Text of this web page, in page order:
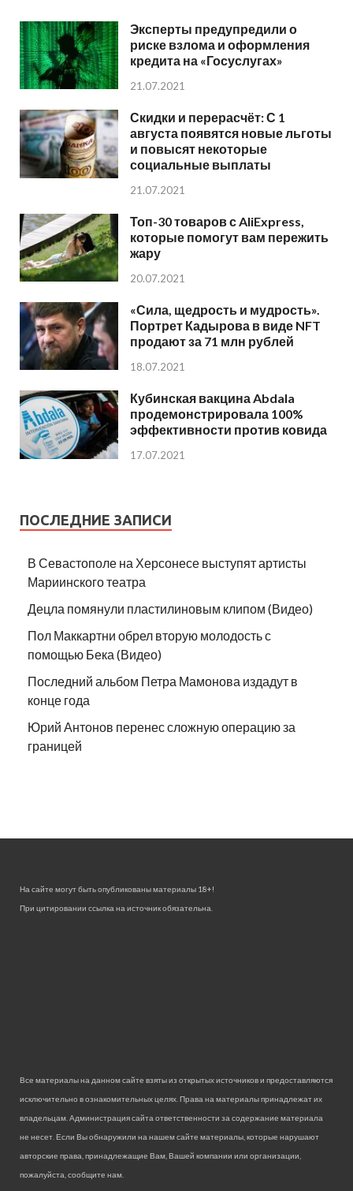
Эксперты предупредили о
риске взлома и оформления
кредита на «Госуслугах»
21.07.2021
Скидки и перерасчёт: С 1
августа появятся новые льготы
и повысят некоторые
социальные выплаты
21.07.2021
Топ-30 товаров с AliExpress,
которые помогут вам пережить
жару
20.07.2021
«Сила, щедрость и мудрость».
Портрет Кадырова в виде NFT
продают за 71 млн рублей
18.07.2021
Кубинская вакцина Abdala
продемонстрировала 100%
эффективности против ковида
17.07.2021
ПОСЛЕДНИЕ ЗАПИСИ
В Севастополе на Херсонесе выступят артисты
Мариинского театра
Децла помянули пластилиновым клипом (Видео)
Пол Маккартни обрел вторую молодость с
помощью Бека (Видео)
Последний альбом Петра Мамонова издадут в
конце года
Юрий Антонов перенес сложную операцию за
границей
На сайте могут быть опубликованы материалы 18+!
При цитировании ссылка на источник обязательна.
Все материалы на данном сайте взяты из открытых источников и предоставляются
исключительно в ознакомительных целях. Права на материалы принадлежат их
владельцам. Администрация сайта ответственности за содержание материала
не несет. Если Вы обнаружили на нашем сайте материалы, которые нарушают
авторские права, принадлежащие Вам, Вашей компании или организации,
пожалуйста, сообщите нам.